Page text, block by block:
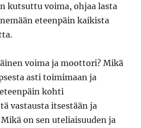
kutsuttu voima, ohjaa lasta
eteenpäin kaikista
voima ja moottori? Mikä
asti toimimaan ja
kohti
vastausta itsestään ja
on sen uteliaisuuden ja